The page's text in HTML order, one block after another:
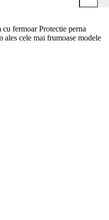
fermoar Protectie perna
ales cele mai frumoase modele